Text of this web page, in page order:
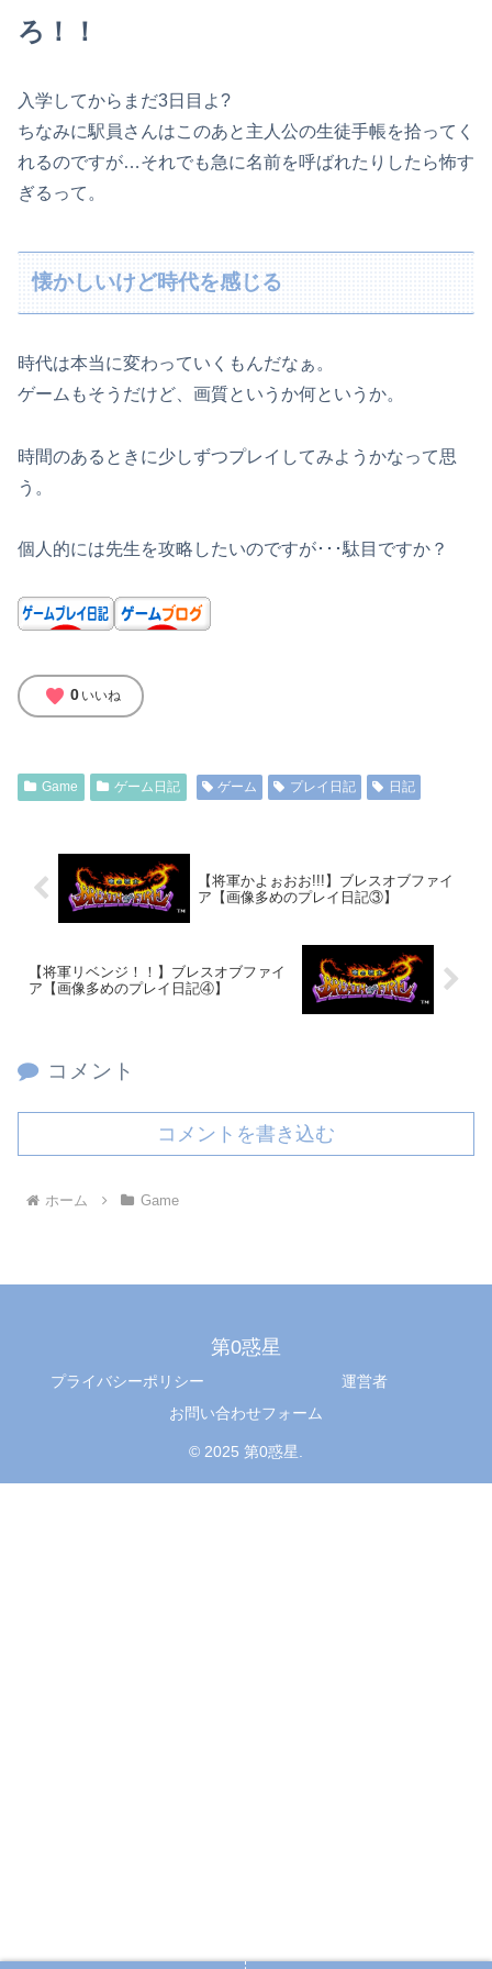
ろ！！
入学してからまだ3日目よ?
ちなみに駅員さんはこのあと主人公の生徒手帳を拾ってく
れるのですが…それでも急に名前を呼ばれたりしたら怖す
ぎるって。
懐かしいけど時代を感じる
時代は本当に変わっていくもんだなぁ。
ゲームもそうだけど、画質というか何というか。
時間のあるときに少しずつプレイしてみようかなって思
う。
個人的には先生を攻略したいのですが･･･駄目ですか？
favorite 0 いいね
Game ゲーム日記 ゲーム プレイ日記 日記
【将軍かよぉおお!!!】ブレスオブファイ
ア【画像多めのプレイ日記③】
【将軍リベンジ！！】ブレスオブファイ
ア【画像多めのプレイ日記④】
コメント
コメントを書き込む
ホーム Game
第0惑星
プライバシーポリシー
運営者
お問い合わせフォーム
© 2025 第0惑星.